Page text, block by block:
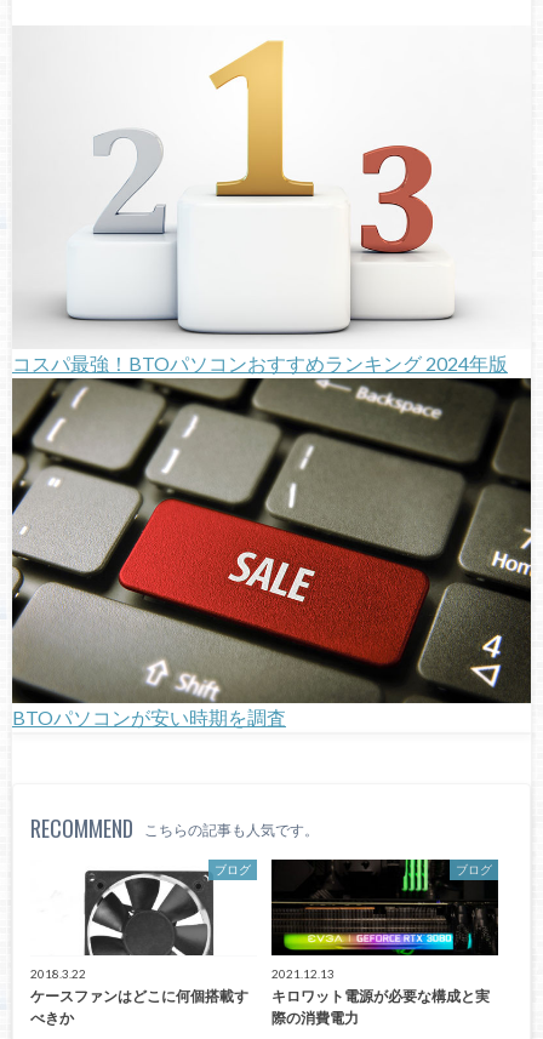
コスパ最強！BTOパソコンおすすめランキング 2024年版
BTOパソコンが安い時期を調査
RECOMMEND こちらの記事も人気です。
ブログ
2018.3.22
ケースファンはどこに何個搭載す
べきか
ブログ
2021.12.13
キロワット電源が必要な構成と実
際の消費電力